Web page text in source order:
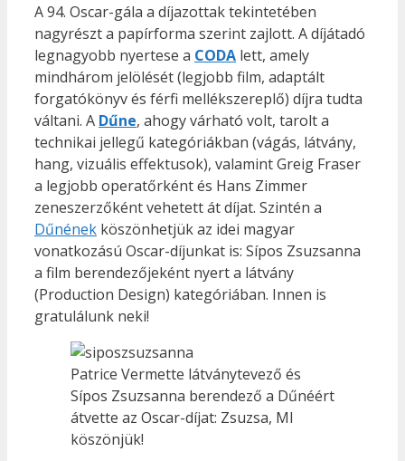
A 94. Oscar-gála a díjazottak tekintetében
nagyrészt a papírforma szerint zajlott. A díjátadó
legnagyobb nyertese a CODA lett, amely
mindhárom jelölését (legjobb film, adaptált
forgatókönyv és férfi mellékszereplő) díjra tudta
váltani. A Dűne, ahogy várható volt, tarolt a
technikai jellegű kategóriákban (vágás, látvány,
hang, vizuális effektusok), valamint Greig Fraser
a legjobb operatőrként és Hans Zimmer
zeneszerzőként vehetett át díjat. Szintén a
Dűnének köszönhetjük az idei magyar
vonatkozású Oscar-díjunkat is: Sípos Zsuzsanna
a film berendezőjeként nyert a látvány
(Production Design) kategóriában. Innen is
gratulálunk neki!
Patrice Vermette látványtevező és
Sípos Zsuzsanna berendező a Dűnéért
átvette az Oscar-díjat: Zsuzsa, MI
köszönjük!